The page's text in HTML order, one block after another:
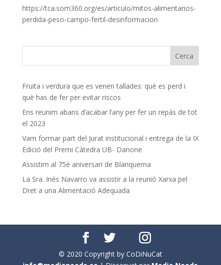
https://tca.som360.org/es/articulo/mitos-alimentarios-
perdida-peso-campo-fertil-desinformacion
Fruita i verdura que es venen tallades: què es perd i
què has de fer per evitar riscos
Ens reunim abans d’acabar l’any per fer un repàs de tot
el 2023
Vam formar part del Jurat institucional i entrega de la IX
Edició del Premi Càtedra UB- Danone
Assistim al 75è aniversari de Blanquerna
La Sra. Inés Navarro va assistir a la reunió Xarxa pel
Dret a una Alimentació Adequada
© 2020 Copyright by CoDiNuCat